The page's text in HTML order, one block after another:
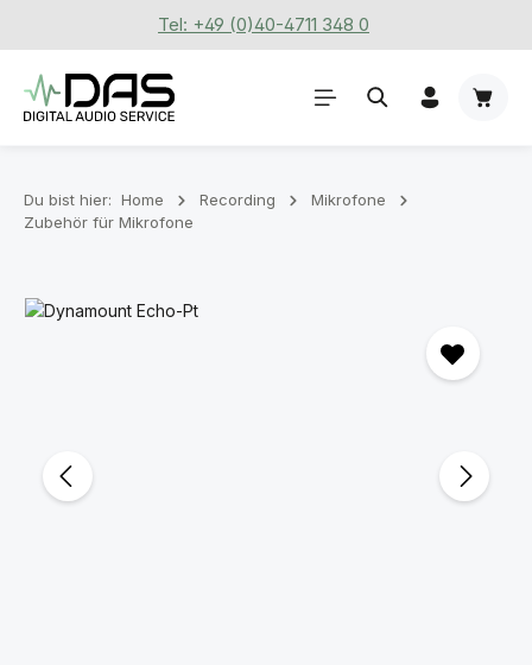
Zum Hauptinhalt springenTel: +49 (0)40-4711 348 0
Du bist hier: Home Recording
Mikrofone
Zubehör für Mikrofone
Bildergalerie überspringen